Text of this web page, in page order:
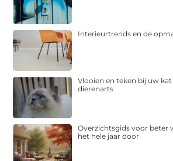
Interieurtrends en de
Vlooien en teken bij uw
dierenarts
Overzichtsgids voor beter
het hele jaar door